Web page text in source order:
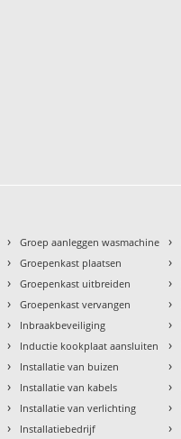
› Groep aanleggen wasmachine
› Groepenkast plaatsen
› Groepenkast uitbreiden
› Groepenkast vervangen
› Inbraakbeveiliging
› Inductie kookplaat aansluiten
› Installatie van buizen
› Installatie van kabels
› Installatie van verlichting
› Installatiebedrijf
›
›
›
›
›
›
›
›
›
›